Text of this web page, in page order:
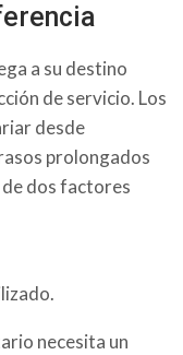
a su destino
de servicio. Los
desde
prolongados
dos factores
necesita un